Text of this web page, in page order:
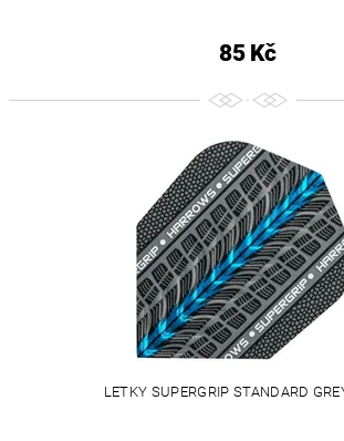
85 Kč
LETKY SUPERGRIP STANDARD